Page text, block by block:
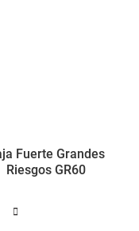
Fuerte Grandes
Riesgos GR60